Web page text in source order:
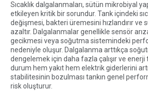
Sıcaklık dalgalanmaları, sütün mikrobiyal
etkileyen kritik bir sorundur. Tank içindeki
değişmesi, bakteri üremesini hızlandırır ve
azaltır. Dalgalanmalar genellikle sensör
gecikmesi veya soğutma sistemindeki
nedeniyle oluşur. Dalgalanma arttıkça
dengelemek için daha fazla çalışır ve
durum hem yakıt hem elektrik giderlerini
stabilitesinin bozulması tankın genel
risk oluşturur.